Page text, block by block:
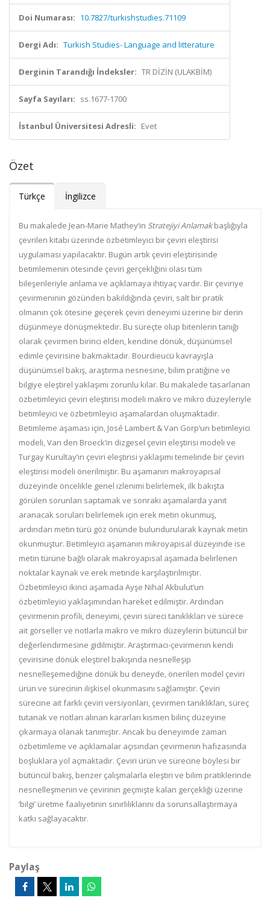
Doi Numarası: 10.7827/turkishstudies.71109
Dergi Adı: Turkish Studies- Language and litterature
Derginin Tarandığı İndeksler: TR DİZİN (ULAKBİM)
Sayfa Sayıları: ss.1677-1700
İstanbul Üniversitesi Adresli: Evet
Özet
Türkçe İngilizce
Bu makalede Jean-Marie Mathey’in Stratejiyi Anlamakbaşlığıyla
çevrilen kitabı üzerinde özbetimleyici bir çeviri eleştirisi
uygulaması yapılacaktır. Bugün artık çeviri eleştirisinde
betimlemenin ötesinde çeviri gerçekliğini olası tüm
bileşenleriyle anlama ve açıklamaya ihtiyaç vardır. Bir çeviriye
çevirmeninin gözünden bakıldığında çeviri, salt bir pratik
olmanın çok ötesine geçerek çeviri deneyimi üzerine bir derin
düşünmeye dönüşmektedir. Bu süreçte olup bitenlerin tanığı
olarak çevirmen birinci elden, kendine dönük, düşünümsel
edimle çevirisine bakmaktadır. Bourdieucü kavrayışla
düşünümsel bakış, araştırma nesnesine, bilim pratiğine ve
bilgiye eleştirel yaklaşımı zorunlu kılar. Bu makalede tasarlanan
özbetimleyici çeviri eleştirisi modeli makro ve mikro düzeyleriyle
betimleyici ve özbetimleyici aşamalardan oluşmaktadır.
Betimleme aşaması için, José Lambert & Van Gorp’un betimleyici
modeli, Van den Broeck’in dizgesel çeviri eleştirisi modeli ve
Turgay Kurultay’ın çeviri eleştirisi yaklaşımı temelinde bir çeviri
eleştirisi modeli önerilmiştir. Bu aşamanın makroyapısal
düzeyinde öncelikle genel izlenimi belirlemek, ilk bakışta
görülen sorunları saptamak ve sonraki aşamalarda yanıt
aranacak soruları belirlemek için erek metin okunmuş,
ardından metin türü göz önünde bulundurularak kaynak metin
okunmuştur. Betimleyici aşamanın mikroyapısal düzeyinde ise
metin türüne bağlı olarak makroyapısal aşamada belirlenen
noktalar kaynak ve erek metinde karşılaştırılmıştır.
Özbetimleyici ikinci aşamada Ayşe Nihal Akbulut’un
özbetimleyici yaklaşımından hareket edilmiştir. Ardından
çevirmenin profili, deneyimi, çeviri süreci tanıklıkları ve sürece
ait görseller ve notlarla makro ve mikro düzeylerin bütüncül bir
değerlendirmesine gidilmiştir. Araştırmacı-çevirmenin kendi
çevirisine dönük eleştirel bakışında nesnelleşip
nesnelleşemediğine dönük bu deneyde, önerilen model çeviri
ürün ve sürecinin ilişkisel okunmasını sağlamıştır. Çeviri
sürecine ait farklı çeviri versiyonları, çevirmen tanıklıkları, süreç
tutanak ve notları alınan kararları kısmen bilinç düzeyine
çıkarmaya olanak tanımıştır. Ancak bu deneyimde zaman
özbetimleme ve açıklamalar açısından çevirmenin hafızasında
boşluklara yol açmaktadır. Çeviri ürün ve sürecine böylesi bir
bütüncül bakış, benzer çalışmalarla eleştiri ve bilim pratiklerinde
nesnelleşmenin ve çevirinin geçmişte kalan gerçekliği üzerine
‘bilgi’ üretme faaliyetinin sınırlılıklarını da sorunsallaştırmaya
katkı sağlayacaktır.
Paylaş